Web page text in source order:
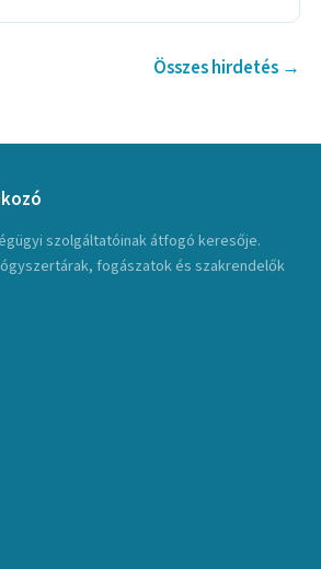
Összes hirdetés →
szolgáltatóinak átfogó keresője.
fogászatok és szakrendelők